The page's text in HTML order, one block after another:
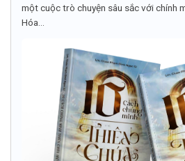
một cuộc trò chuyện sâu sắc với chính
Hóa...